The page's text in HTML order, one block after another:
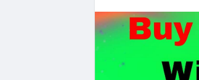
- Công nghệ & Bảo
đăng nhập Lightning
bảo mật token hóa tài
Nhà đầu tư nên thận